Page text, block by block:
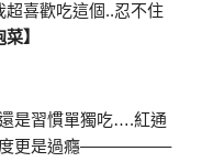
喜歡吃這個..忍不住
】
是習慣單獨吃….紅通
度更是過癮—————–